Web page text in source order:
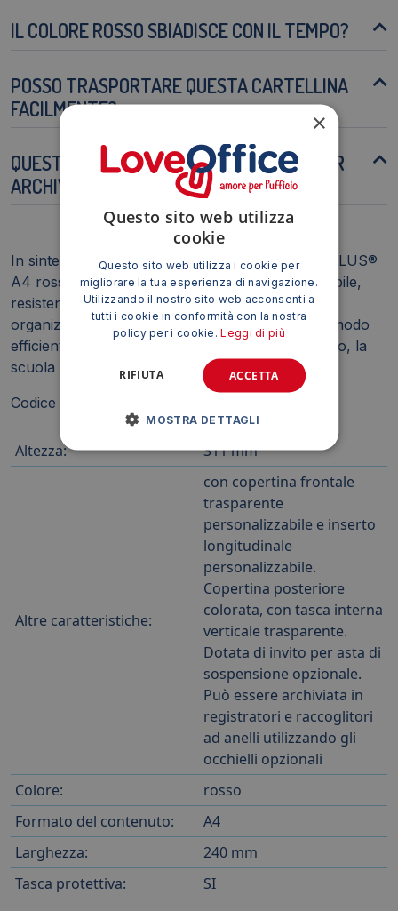
IL COLORE ROSSO SBIADISCE CON IL TEMPO?
POSSO TRASPORTARE QUESTA CARTELLINA
FACILMENTE?
QUESTA CARTELLINA È ADATTA ANCHE PER
ARCHIVIARE DOCUMENTI IMPORTANTI?
In sintesi, la cartellina ad aghi DURABLE DURAPLUS®
A4 rossa è una soluzione di archiviazione affidabile,
resistente e dal design professionale, ideale per
organizzare e proteggere i propri documenti in modo
efficiente. Questa soluzione è perfetta per l'ufficio, la
scuola o l'uso personale.
Codice produttore: 257903
Altezza: 311 mm
Altre caratteristiche:
con copertina frontale
trasparente
personalizzabile e inserto
longitudinale
personalizzabile.
Copertina posteriore
colorata, con tasca interna
verticale trasparente.
Dotata di invito per asta di
sospensione opzionale.
Può essere archiviata in
registratori e raccoglitori
ad anelli utilizzando gli
occhielli opzionali
Colore:
rosso
Formato del contenuto:
A4
Larghezza:
240 mm
Tasca protettiva:
SI
×
Questo sito web utilizza
cookie
Questo sito web utilizza i cookie per
migliorare la tua esperienza di navigazione.
Utilizzando il nostro sito web acconsenti a
tutti i cookie in conformità con la nostra
policy per i cookie.Leggi di più
ACCETTA
RIFIUTA
MOSTRA DETTAGLI